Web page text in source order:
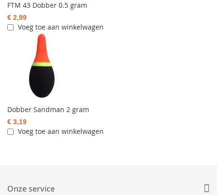
FTM 43 Dobber 0.5 gram
€ 2,99
Voeg toe aan winkelwagen
Dobber Sandman 2 gram
€ 3,19
Voeg toe aan winkelwagen
Onze service